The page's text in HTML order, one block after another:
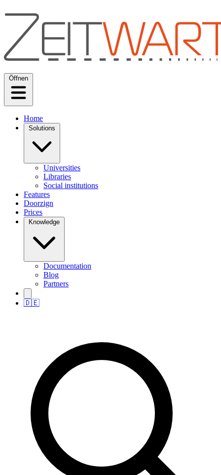
Öffnen
Home
Solutions
Universities
Libraries
Social institutions
Features
Doorzign
Prices
Knowledge
Documentation
Blog
Partners
🇩🇪